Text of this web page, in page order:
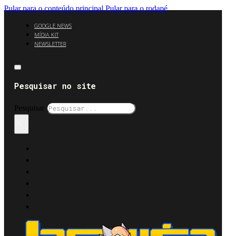
Pular para o conteúdo principal Pular para o rodapé
GOOGLE NEWS
MÍDIA KIT
NEWSLETTER
Pesquisar no site
Pesquisar